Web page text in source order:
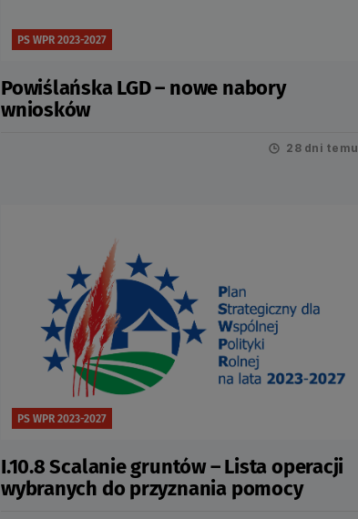
PS WPR 2023-2027
Powiślańska LGD – nowe nabory
wniosków
28 dni temu
PS WPR 2023-2027
I.10.8 Scalanie gruntów – Lista operacji
wybranych do przyznania pomocy